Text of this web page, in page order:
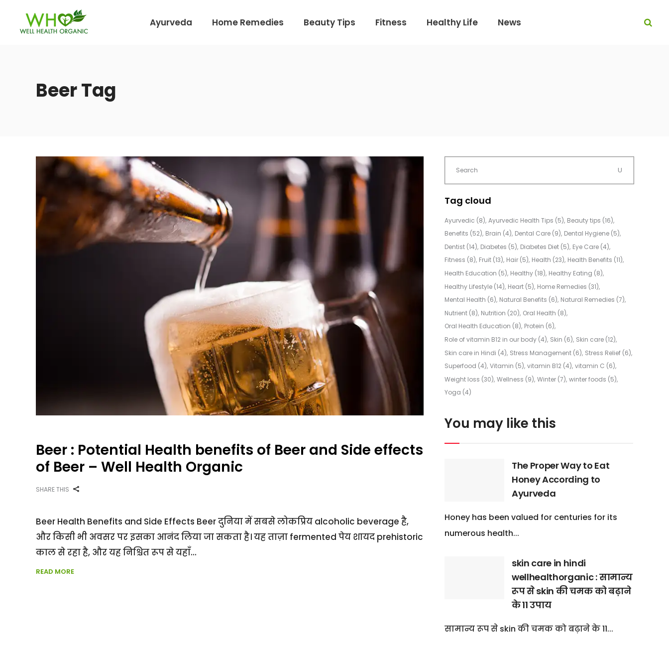
Ayurveda Home Remedies Beauty Tips Fitness Healthy Life News
Beer Tag
Beer : Potential Health benefits of Beer and Side effects
of Beer – Well Health Organic
SHARE THIS
Beer Health Benefits and Side Effects Beer दुनिया में सबसे लोकप्रिय alcoholic beverage है,
और किसी भी अवसर पर इसका आनंद लिया जा सकता है। यह ताज़ा fermented पेय शायद prehistoric
काल से रहा है, और यह निश्चित रूप से यहाँ
READ MORE
Tag cloud
Ayurvedic (8) Ayurvedic Health Tips (5) Beauty tips (16)
Benefits (52) Brain (4) Dental Care(9) Dental Hygiene(5)
Dentist(14) Diabetes (5) Diabetes Diet(5) Eye Care(4)
Fitness (8) Fruit(13) Hair(5) Health (23) Health Benefits (11)
Health Education (5) Healthy(18) Healthy Eating (8)
Healthy Lifestyle(14) Heart(5) Home Remedies (31)
Mental Health (6) Natural Benefits (6) Natural Remedies (7)
Nutrient(8) Nutrition (20) Oral Health (8)
Oral Health Education (8) Protein (6)
Role of vitamin B12 in our body(4) Skin (6) Skin care(12)
Skin care in Hindi (4) Stress Management(6) Stress Relief(6)
Superfood (4) Vitamin (5) vitamin B12(4) vitamin C (6)
Weight loss (30) Wellness (9) Winter(7) winter foods (5)
Yoga (4)
You may like this
The Proper Way to Eat
Honey According to
Ayurveda
Honey has been valued for centuries for its
numerous health...
skin care in hindi
wellhealthorganic : सामान्य
रूप से skin की चमक को बढ़ाने
के 11 उपाय
सामान्य रूप से skin की चमक को बढ़ाने के 11...